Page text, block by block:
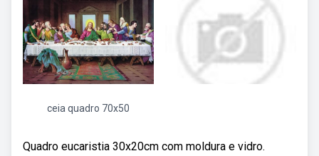
ceia quadro 70x50
Quadro eucaristia 30x20cm com moldura e vidro.